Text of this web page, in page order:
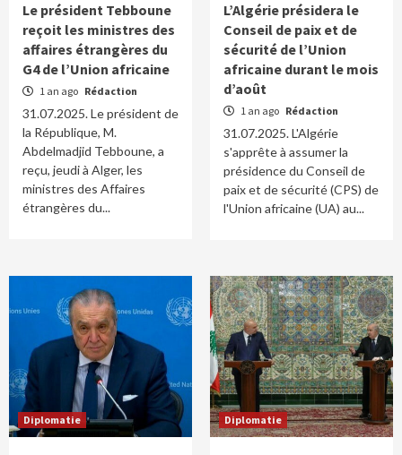
Le président Tebboune
reçoit les ministres des
affaires étrangères du
G4 de l’Union africaine
1 an ago Rédaction
31.07.2025. Le président de
la République, M.
Abdelmadjid Tebboune, a
reçu, jeudi à Alger, les
ministres des Affaires
étrangères du...
L’Algérie présidera le
Conseil de paix et de
sécurité de l’Union
africaine durant le mois
d’août
1 an ago Rédaction
31.07.2025. L'Algérie
s'apprête à assumer la
présidence du Conseil de
paix et de sécurité (CPS) de
l'Union africaine (UA) au...
Diplomatie Diplomatie